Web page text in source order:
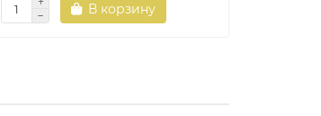
В корзину